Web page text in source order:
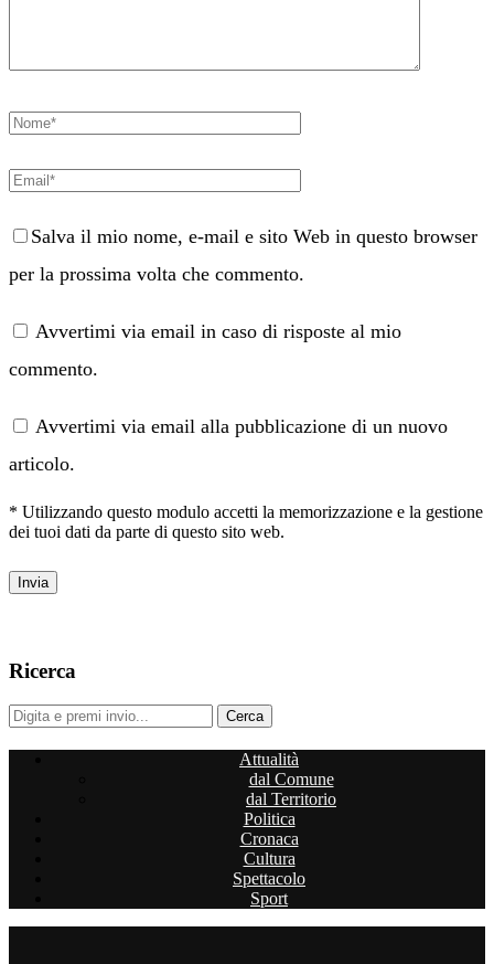
Salva il mio nome, e-mail e sito Web in questo browser
per la prossima volta che commento.
Avvertimi via email in caso di risposte al mio
commento.
Avvertimi via email alla pubblicazione di un nuovo
articolo.
* Utilizzando questo modulo accetti la memorizzazione e la gestione
dei tuoi dati da parte di questo sito web.
Ricerca
Attualità
dal Comune
dal Territorio
Politica
Cronaca
Cultura
Spettacolo
Sport